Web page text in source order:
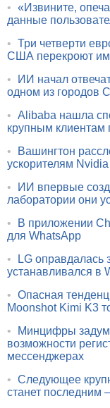
• «Извините,
данные
• Три четверти
США перекроют им
•
ИИ начал
одном из городов
• Alibaba нашла
крупным клиентам
•
Вашингтон
ускорителям
•
ИИ впервые
лаборатории они
•
В приложении
для WhatsApp
•
LG оправдалась
устанавливался в
• Опасная
Moonshot Kimi K3
•
Минцифры
возможности
мессенджерах
• Следующее
станет последним